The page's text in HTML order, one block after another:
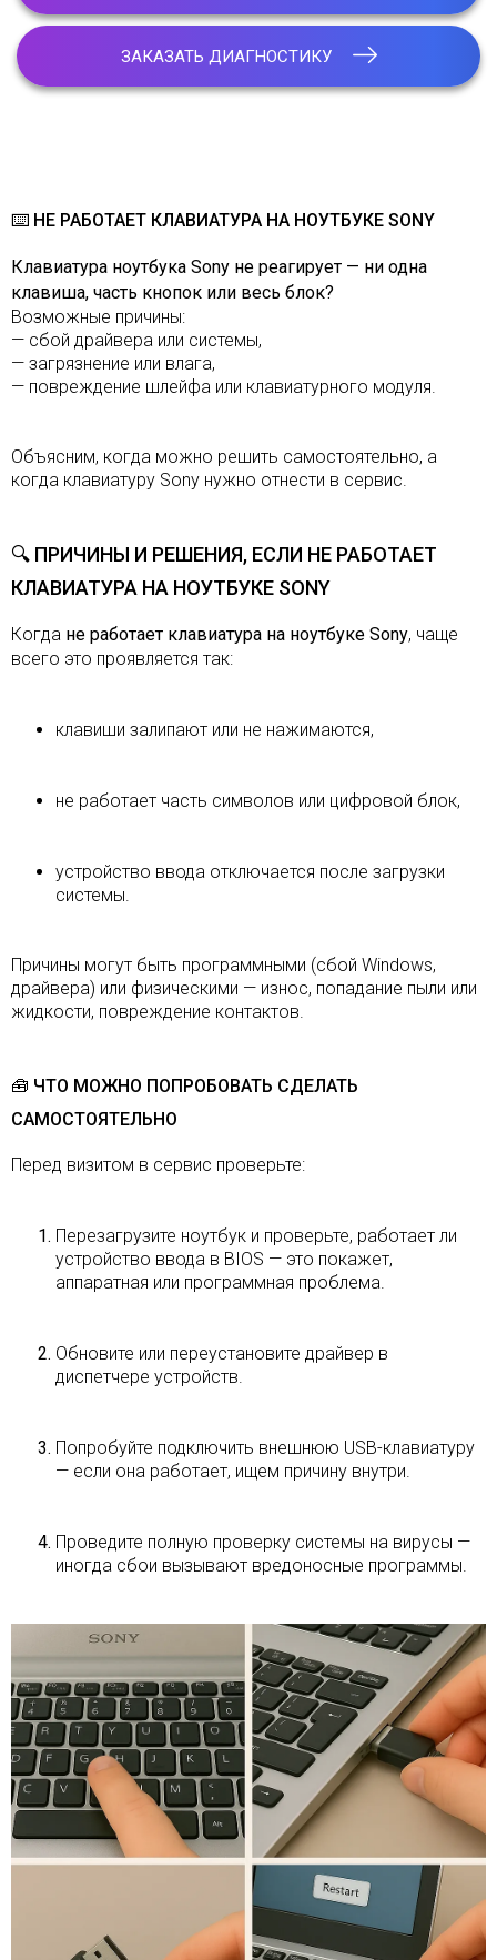
ЗАКАЗАТЬ ДИАГНОСТИКУ
⌨️ НЕ РАБОТАЕТ КЛАВИАТУРА НА НОУТБУКЕ SONY
Клавиатура ноутбука Sony не реагирует — ни одна
клавиша, часть кнопок или весь блок?
Возможные причины:
— сбой драйвера или системы,
— загрязнение или влага,
— повреждение шлейфа или клавиатурного модуля.
Объясним, когда можно решить самостоятельно, а
когда клавиатуру Sony нужно отнести в сервис.
🔍 ПРИЧИНЫ И РЕШЕНИЯ, ЕСЛИ НЕ РАБОТАЕТ
КЛАВИАТУРА НА НОУТБУКЕ SONY
Когда не работает клавиатура на ноутбуке Sony, чаще
всего это проявляется так:
клавиши залипают или не нажимаются,
не работает часть символов или цифровой блок,
устройство ввода отключается после загрузки
системы.
Причины могут быть программными (сбой Windows,
драйвера) или физическими — износ, попадание пыли или
жидкости, повреждение контактов.
🧰 ЧТО МОЖНО ПОПРОБОВАТЬ СДЕЛАТЬ
САМОСТОЯТЕЛЬНО
Перед визитом в сервис проверьте:
Перезагрузите ноутбук и проверьте, работает ли
устройство ввода в BIOS — это покажет,
аппаратная или программная проблема.
Обновите или переустановите драйвер в
диспетчере устройств.
Попробуйте подключить внешнюю USB-клавиатуру
— если она работает, ищем причину внутри.
Проведите полную проверку системы на вирусы —
иногда сбои вызывают вредоносные программы.